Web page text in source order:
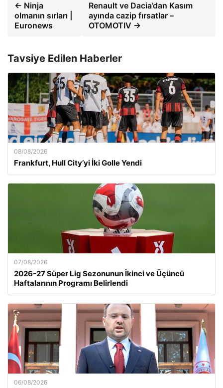
← Ninja
olmanın sırları |
Euronews
Renault ve Dacia’dan Kasım
ayında cazip fırsatlar –
OTOMOTIV →
Tavsiye Edilen Haberler
08/08/2026
Frankfurt, Hull City’yi İki Golle Yendi
07/08/2026
2026-27 Süper Lig Sezonunun İkinci ve Üçüncü
Haftalarının Programı Belirlendi
06/08/2026